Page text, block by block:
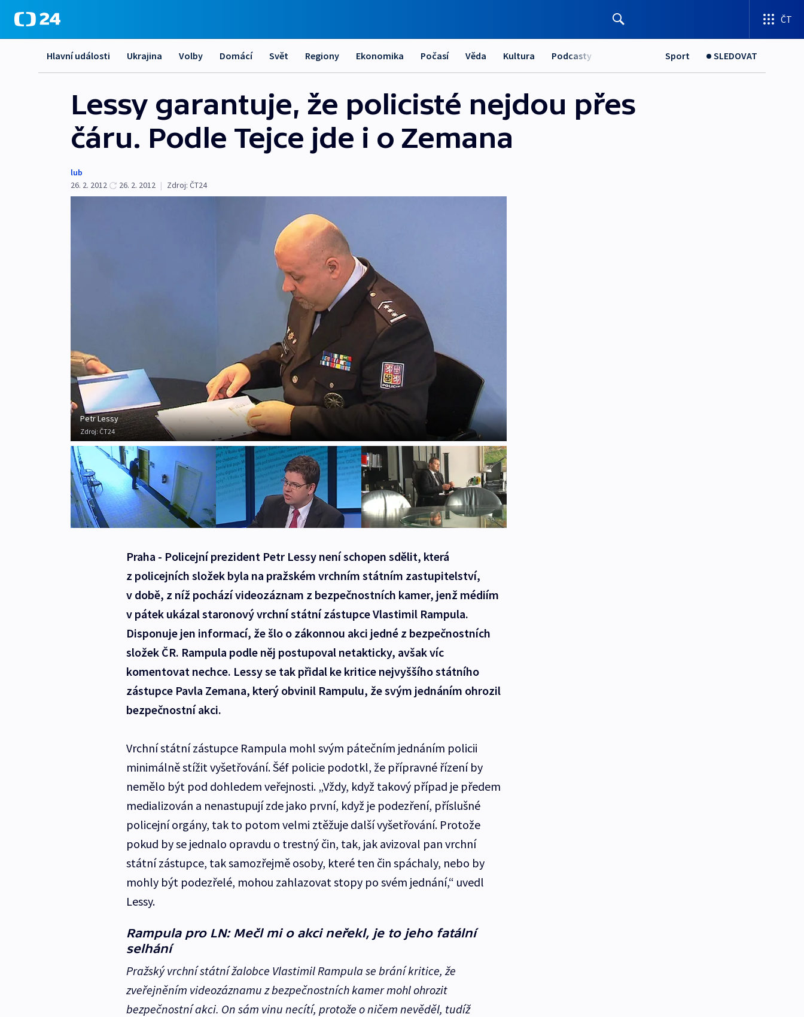
ČT
Hlavní události Ukrajina Volby Domácí Svět Regiony Ekonomika Počasí Věda Kultura Podcasty Sport SLEDOVAT
Lessy garantuje, že policisté nejdou přes
čáru. Podle Tejce jde i o Zemana
lub
26. 2. 2012
26. 2. 2012 | Zdroj: ČT24
Petr Lessy
Zdroj: ČT24
Praha - Policejní prezident Petr Lessy není schopen sdělit, která
z policejních složek byla na pražském vrchním státním zastupitelství,
v době, z níž pochází videozáznam z bezpečnostních kamer, jenž médiím
v pátek ukázal staronový vrchní státní zástupce Vlastimil Rampula.
Disponuje jen informací, že šlo o zákonnou akci jedné z bezpečnostních
složek ČR. Rampula podle něj postupoval netakticky, avšak víc
komentovat nechce. Lessy se tak přidal ke kritice nejvyššího státního
zástupce Pavla Zemana, který obvinil Rampulu, že svým jednáním ohrozil
bezpečnostní akci.
Vrchní státní zástupce Rampula mohl svým pátečním jednáním policii
minimálně stížit vyšetřování. Šéf policie podotkl, že přípravné řízení by
nemělo být pod dohledem veřejnosti. „Vždy, když takový případ je předem
medializován a nenastupují zde jako první, když je podezření, příslušné
policejní orgány, tak to potom velmi ztěžuje další vyšetřování. Protože
pokud by se jednalo opravdu o trestný čin, tak, jak avizoval pan vrchní
státní zástupce, tak samozřejmě osoby, které ten čin spáchaly, nebo by
mohly být podezřelé, mohou zahlazovat stopy po svém jednání,“ uvedl
Lessy.
Rampula pro LN: Mečl mi o akci neřekl, je to jeho fatální
selhání
Pražský vrchní státní žalobce Vlastimil Rampula se brání kritice, že
zveřejněním videozáznamu z bezpečnostních kamer mohl ohrozit
bezpečnostní akci. On sám vinu necítí, protože o ničem nevěděl, tudíž